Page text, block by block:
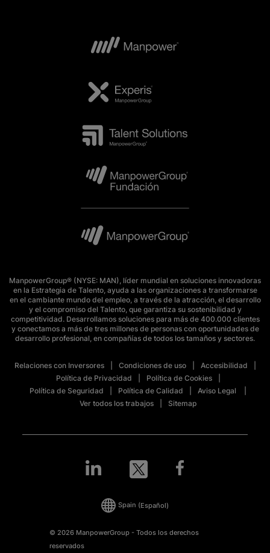
ManpowerGroup® (NYSE: MAN), líder mundial en soluciones innovadoras
en la Estrategia de Talento, ayuda a las organizaciones a transformarse
en el cambiante mundo del empleo, a través de la atracción, el desarrollo
y el compromiso del Talento, que garantiza su sostenibilidad y
competitividad. Desarrollamos soluciones para más de 400.000 clientes
y conectamos a más de tres millones de personas con oportunidades de
desarrollo profesional, en compañías de todos los tamaños y sectores.
Relaciones con Inversores Condiciones de uso
Accesibilidad
Política de Privacidad
Política de Cookies
Política de Seguridad
Política de Calidad
Aviso Legal
Ver todos los trabajos
Sitemap
© 2026 ManpowerGroup - Todos los derechos
reservados
Spain (Español)